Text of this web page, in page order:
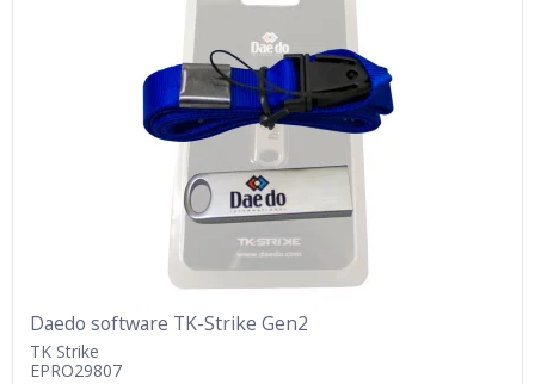
Daedo software TK-Strike Gen2
TK Strike
EPRO29807